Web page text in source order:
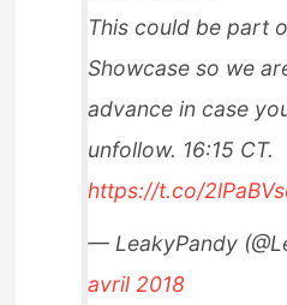
This could be part
Showcase so we
advance in case
unfollow. 16:15 CT.
https://t.co/
— LeakyPandy
avril 2018